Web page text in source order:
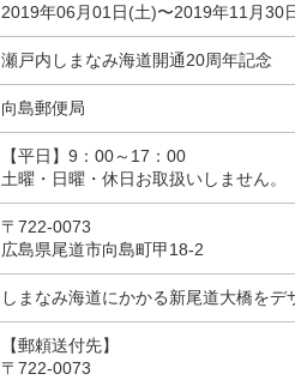
2019年06月01日(土)〜2019年11月30
瀬戸内しまなみ海道開通20周年記念
向島郵便局
【平日】9：00～17：00
土曜・日曜・休日お取扱いしません。
〒722-0073
広島県尾道市向島町甲18-2
しまなみ海道にかかる新尾道大橋をデ
【郵頼送付先】
〒722-0073